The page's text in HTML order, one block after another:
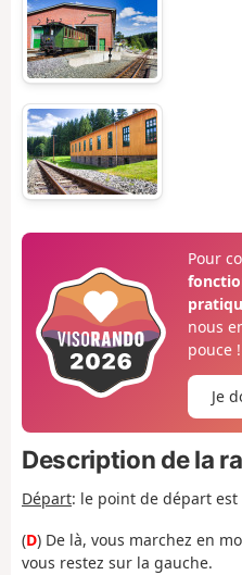
Pour
nous
pouce !
Je
Description de la
Départ: le point de départ est
(D) De là, vous marchez en
vous restez sur la gauche.